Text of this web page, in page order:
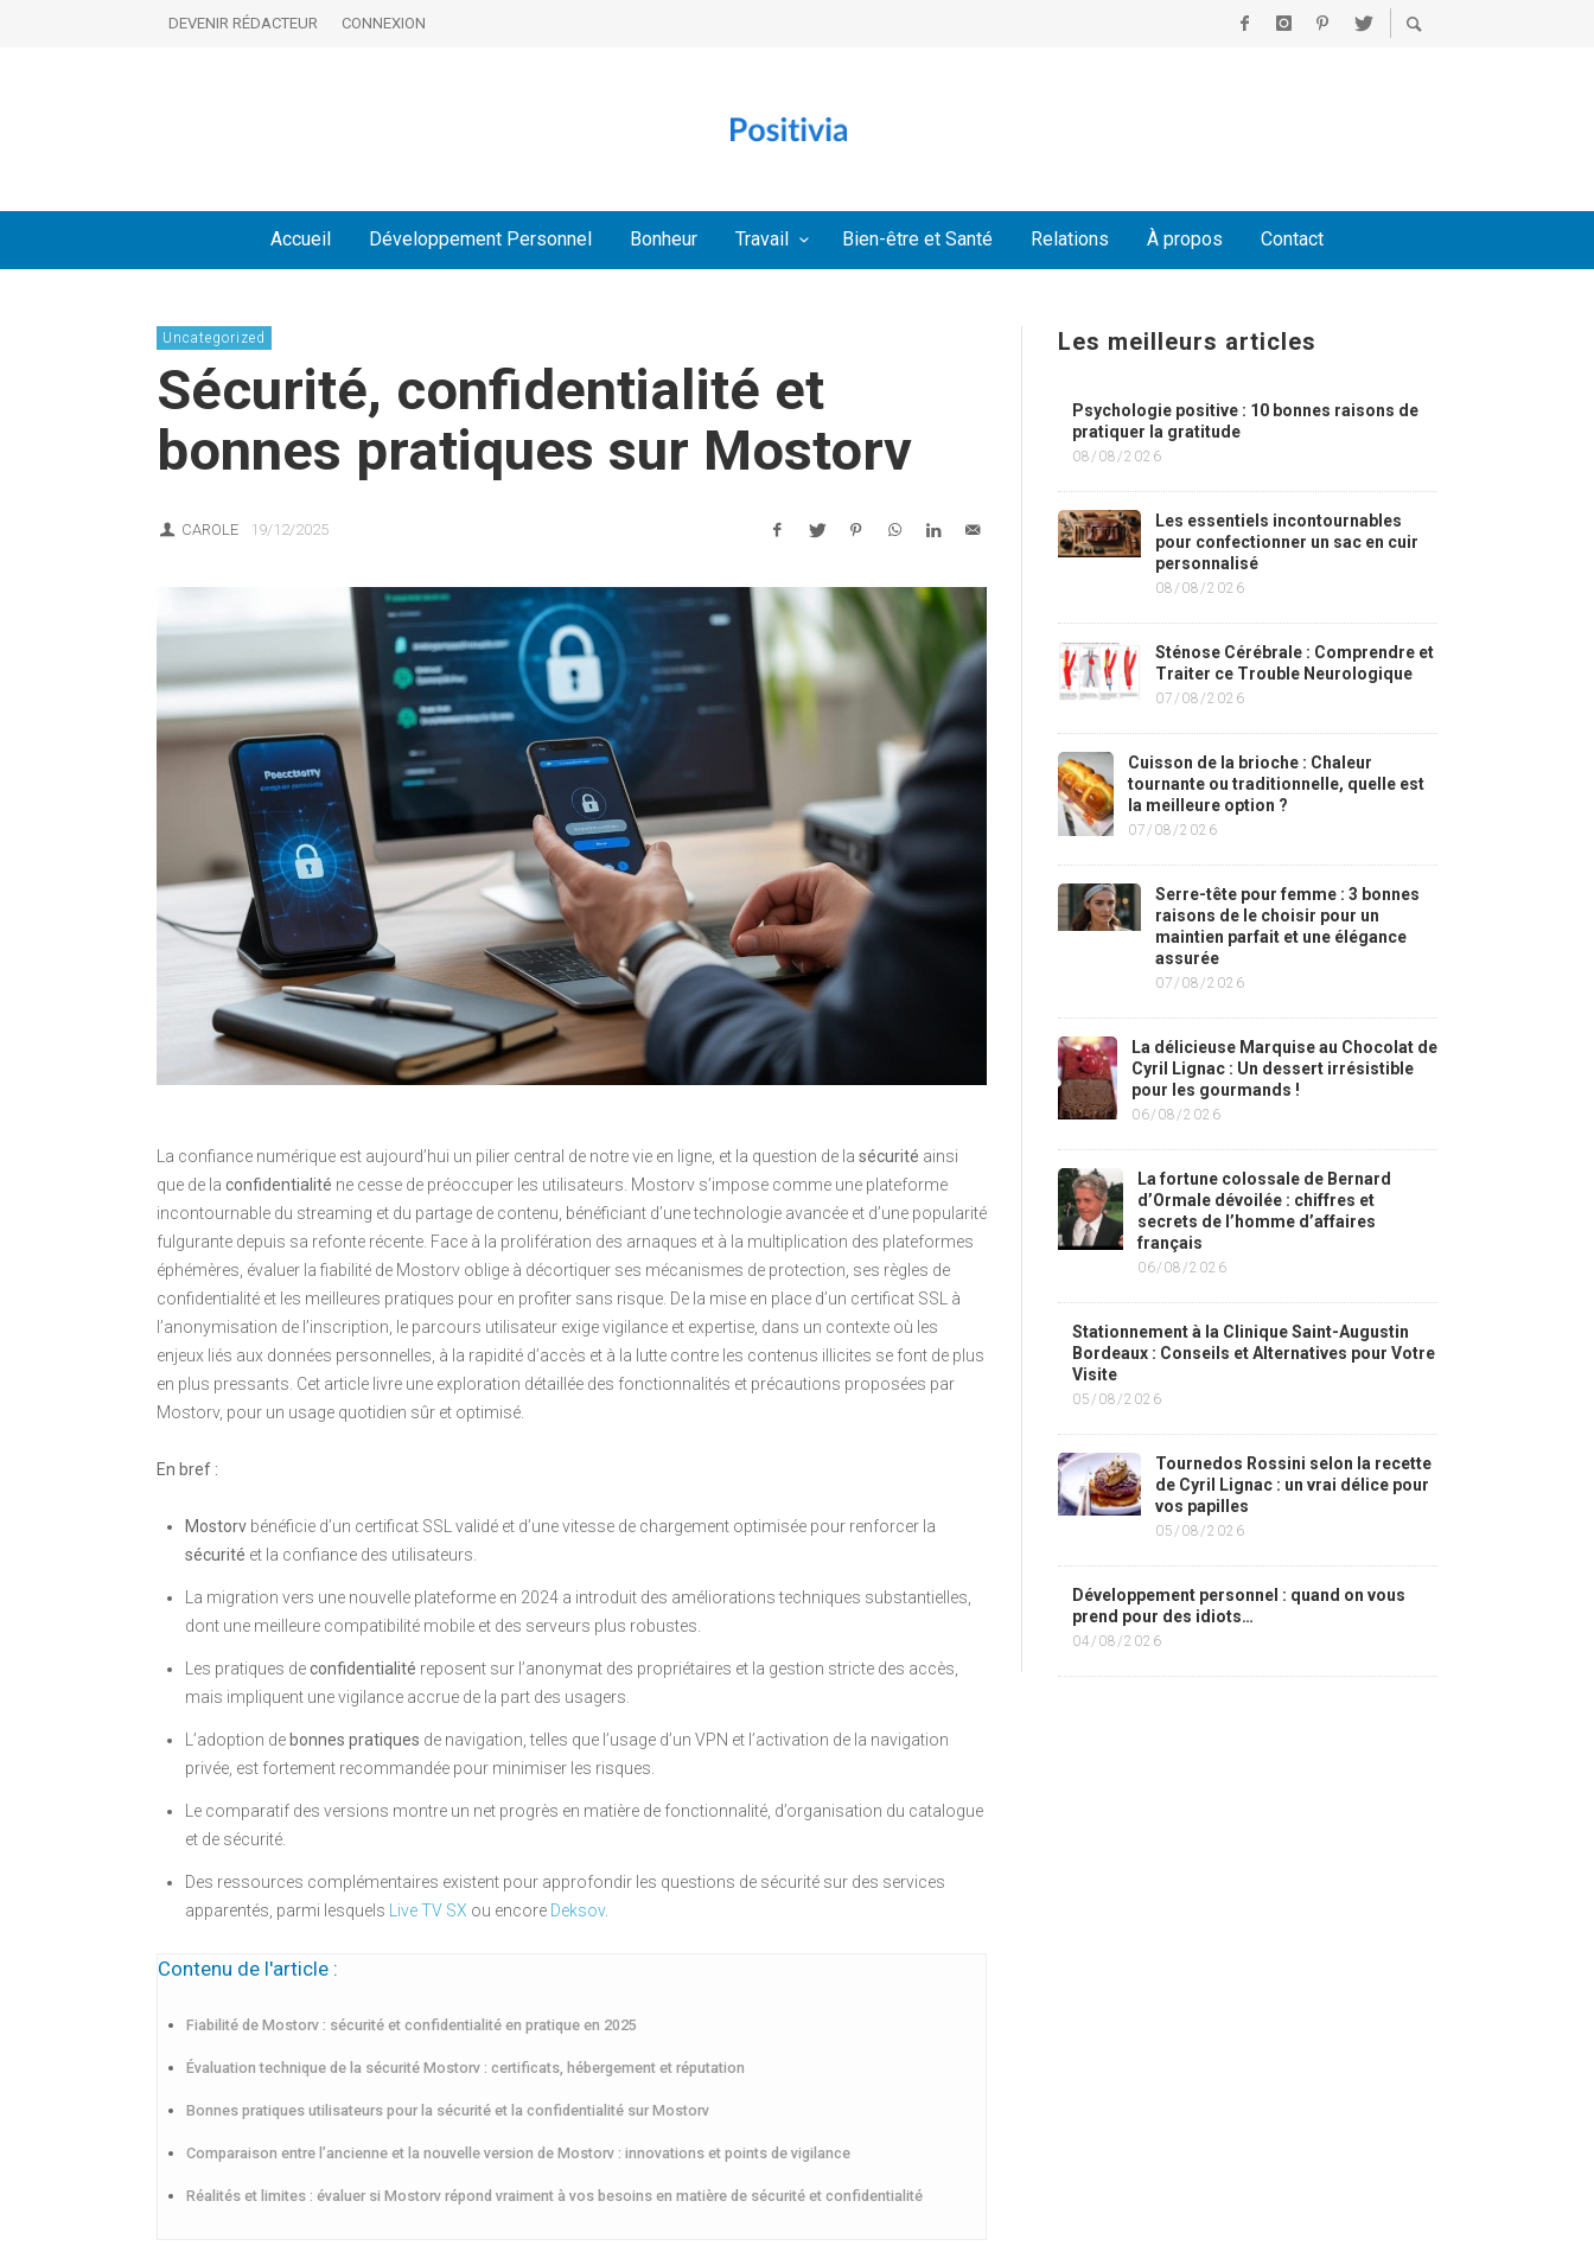
DEVENIR RÉDACTEUR CONNEXION
Accueil Développement Personnel Bonheur Travail Bien-être et Santé Relations À propos Contact
Uncategorized
Sécurité, confidentialité et
bonnes pratiques sur Mostorv
CAROLE 19/12/2025
La confiance numérique est aujourd’hui un pilier central de notre vie en ligne, et la question de la sécurité ainsi
que de la confidentialité ne cesse de préoccuper les utilisateurs. Mostorv s’impose comme une plateforme
incontournable du streaming et du partage de contenu, bénéficiant d’une technologie avancée et d’une popularité
fulgurante depuis sa refonte récente. Face à la prolifération des arnaques et à la multiplication des plateformes
éphémères, évaluer la fiabilité de Mostorv oblige à décortiquer ses mécanismes de protection, ses règles de
confidentialité et les meilleures pratiques pour en profiter sans risque. De la mise en place d’un certificat SSL à
l’anonymisation de l’inscription, le parcours utilisateur exige vigilance et expertise, dans un contexte où les
enjeux liés aux données personnelles, à la rapidité d’accès et à la lutte contre les contenus illicites se font de plus
en plus pressants. Cet article livre une exploration détaillée des fonctionnalités et précautions proposées par
Mostorv, pour un usage quotidien sûr et optimisé.
En bref :
Mostorv bénéficie d’un certificat SSL validé et d’une vitesse de chargement optimisée pour renforcer la
sécurité et la confiance des utilisateurs.
La migration vers une nouvelle plateforme en 2024 a introduit des améliorations techniques substantielles,
dont une meilleure compatibilité mobile et des serveurs plus robustes.
Les pratiques deconfidentialité reposent sur l’anonymat des propriétaires et la gestion stricte des accès,
mais impliquent une vigilance accrue de la part des usagers.
L’adoption de bonnes pratiques de navigation, telles que l’usage d’un VPN et l’activation de la navigation
privée, est fortement recommandée pour minimiser les risques.
Le comparatif des versions montre un net progrès en matière de fonctionnalité, d’organisation du catalogue
et de sécurité.
Des ressources complémentaires existent pour approfondir les questions de sécurité sur des services
apparentés, parmi lesquels
Live TV SX ou encore Deksov.
Contenu de l'article :
Fiabilité de Mostorv : sécurité et confidentialité en pratique en 2025
Évaluation technique de la sécurité Mostorv : certificats, hébergement et réputation
Bonnes pratiques utilisateurs pour la sécurité et la confidentialité sur Mostorv
Comparaison entre l’ancienne et la nouvelle version de Mostorv : innovations et points de vigilance
Réalités et limites : évaluer si Mostorv répond vraiment à vos besoins en matière de sécurité et confidentialité
Les meilleurs articles
Psychologie positive : 10 bonnes raisons de
pratiquer la gratitude
08/08/2026
Les essentiels incontournables
pour confectionner un sac en cuir
personnalisé
08/08/2026
Sténose Cérébrale : Comprendre et
Traiter ce Trouble Neurologique
07/08/2026
Cuisson de la brioche : Chaleur
tournante ou traditionnelle, quelle est
la meilleure option ?
07/08/2026
Serre-tête pour femme : 3 bonnes
raisons de le choisir pour un
maintien parfait et une élégance
assurée
07/08/2026
La délicieuse Marquise au Chocolat de
Cyril Lignac : Un dessert irrésistible
pour les gourmands !
06/08/2026
La fortune colossale de Bernard
d’Ormale dévoilée : chiffres et
secrets de l’homme d’affaires
français
06/08/2026
Stationnement à la Clinique Saint-Augustin
Bordeaux : Conseils et Alternatives pour Votre
Visite
05/08/2026
Tournedos Rossini selon la recette
de Cyril Lignac : un vrai délice pour
vos papilles
05/08/2026
Développement personnel : quand on vous
prend pour des idiots…
04/08/2026